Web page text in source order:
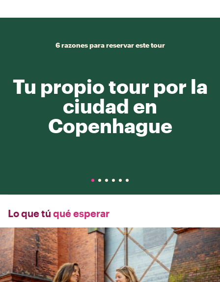
6 razones para reservar este tour
Tu propio tour por la
ciudad en
Copenhague
Lo que tú qué esperar